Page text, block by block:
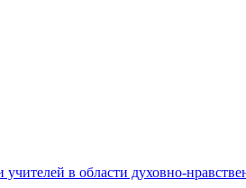
в области духовно-